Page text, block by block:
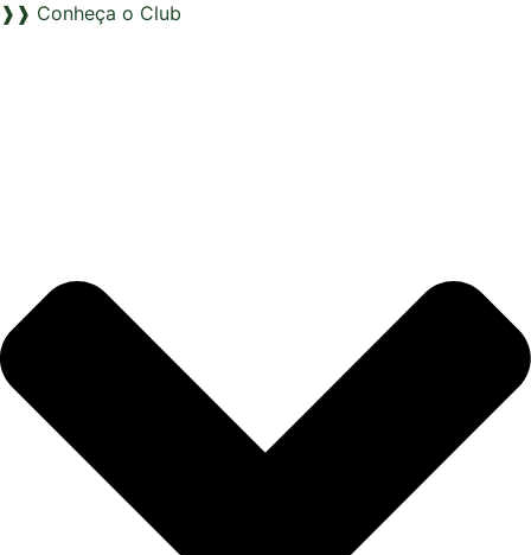
❱❱ Conheça o Club